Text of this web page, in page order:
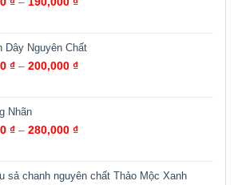
Dây Nguyên Chất
₫ – 200,000 ₫
Nhãn
₫ – 280,000 ₫
sả chanh nguyên chất Thảo Mộc Xanh